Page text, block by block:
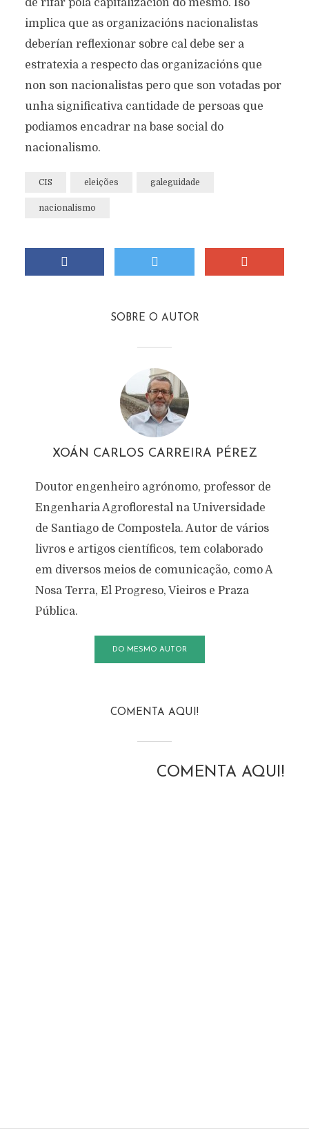
de rifar pola capitalización do mesmo. Iso
implica que as organizacións nacionalistas
deberían reflexionar sobre cal debe ser a
estratexia a respecto das organizacións que
non son nacionalistas pero que son votadas por
unha significativa cantidade de persoas que
podiamos encadrar na base social do
nacionalismo.
CIS eleições galeguidade
nacionalismo
SOBRE O AUTOR
XOÁN CARLOS CARREIRA PÉREZ
Doutor engenheiro agrónomo, professor de
Engenharia Agroflorestal na Universidade
de Santiago de Compostela. Autor de vários
livros e artigos científicos, tem colaborado
em diversos meios de comunicação, como A
Nosa Terra, El Progreso, Vieiros e Praza
Pública.
DO MESMO AUTOR
COMENTA AQUI!
COMENTA AQUI!